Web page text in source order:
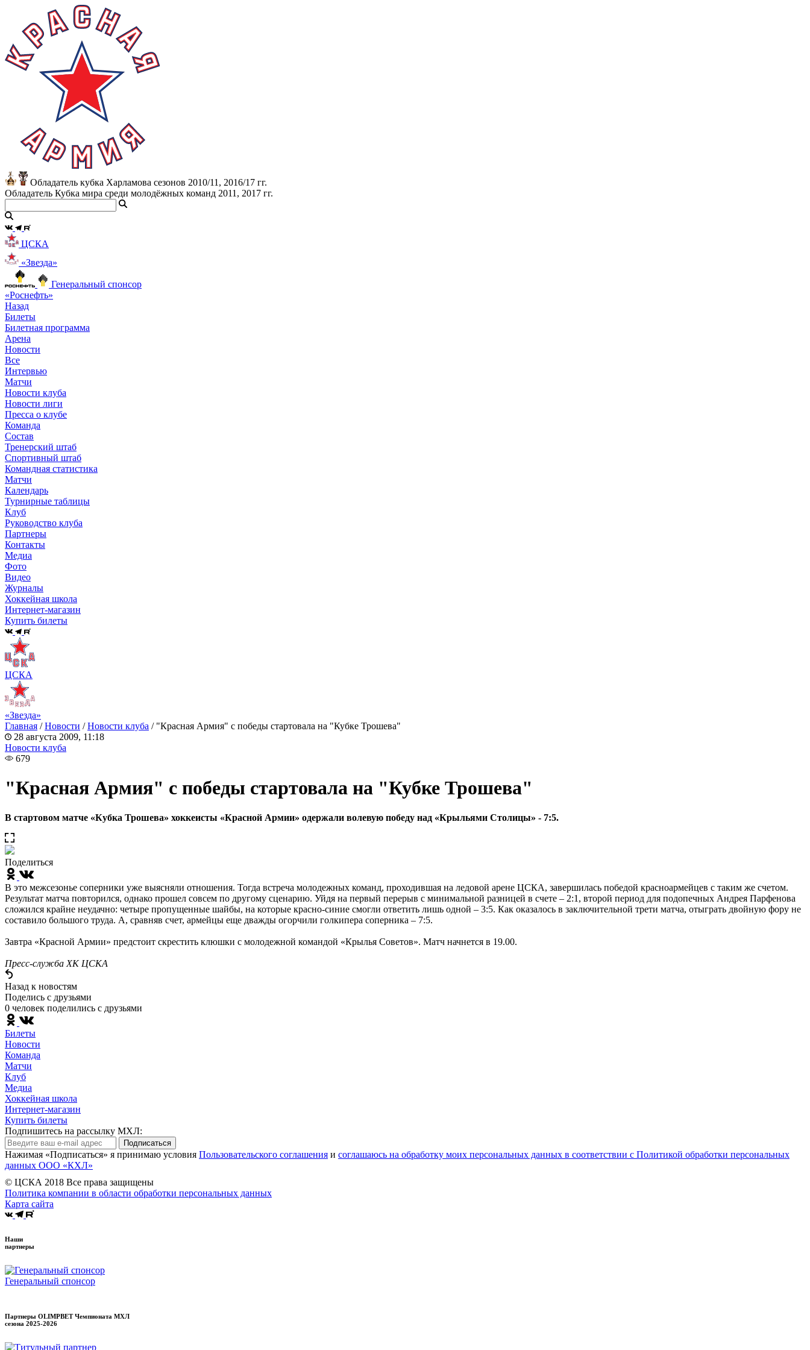
Обладатель кубка Харламова сезонов 2010/11, 2016/17 гг.
Обладатель Кубка мира среди молодёжных команд 2011, 2017 гг.
ЦСКА
«Звезда»
Генеральный спонсор
«Роснефть»
Назад
Билеты
Билетная программа
Арена
Новости
Все
Интервью
Матчи
Новости клуба
Новости лиги
Пресса о клубе
Команда
Состав
Тренерский штаб
Спортивный штаб
Командная статистика
Матчи
Календарь
Турнирные таблицы
Клуб
Руководство клуба
Партнеры
Контакты
Медиа
Фото
Видео
Журналы
Хоккейная школа
Интернет-магазин
Купить билеты
ЦСКА
«Звезда»
Главная /Новости /Новости клуба / "Красная Армия" с победы стартовала на "Кубке Трошева"
28 августа 2009, 11:18
Новости клуба
679
"Красная Армия" с победы стартовала на "Кубке Трошева"
В стартовом матче «Кубка Трошева» хоккеисты «Красной Армии» одержали волевую победу над «Крыльями Столицы» - 7:5.
Поделиться
В это межсезонье соперники уже выясняли отношения. Тогда встреча молодежных команд, проходившая на ледовой арене ЦСКА, завершилась победой красноармейцев с таким же счетом.
Результат матча повторился, однако прошел совсем по другому сценарию. Уйдя на первый перерыв с минимальной разницей в счете – 2:1, второй период для подопечных Андрея Парфенова
сложился крайне неудачно: четыре пропущенные шайбы, на которые красно-синие смогли ответить лишь одной – 3:5. Как оказалось в заключительной трети матча, отыграть двойную фору не
составило большого труда. А, сравняв счет, армейцы еще дважды огорчили голкипера соперника – 7:5.
Завтра «Красной Армии» предстоит скрестить клюшки с молодежной командой «Крылья Советов». Матч начнется в 19.00.
Пресс-служба ХК ЦСКА
Назад к новостям
Поделись c друзьями
0 человек поделились c друзьями
Билеты
Новости
Команда
Матчи
Клуб
Медиа
Хоккейная школа
Интернет-магазин
Купить билеты
Подпишитесь на рассылку МХЛ:
Подписаться
Нажимая «Подписаться» я принимаю условия Пользовательского соглашения и соглашаюсь на обработку моих персональных данных в соответствии с Политикой обработки персональных
данных ООО «КХЛ»
© ЦСКА 2018 Все права защищены
Политика компании в области обработки персональных данных
Карта сайта
Наши
партнеры
Генеральный спонсор
Партнеры OLIMPBET Чемпионата МХЛ
сезона 2025-2026